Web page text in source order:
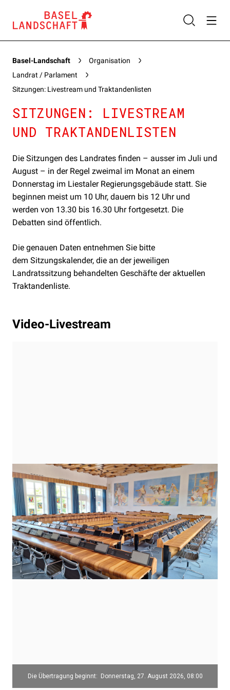
Basel-Landschaft
Organisation
Landrat / Parlament
Sitzungen: Livestream und Traktandenlisten
SITZUNGEN: LIVESTREAM
UND TRAKTANDENLISTEN
Die Sitzungen des Landrates finden – ausser im Juli und
August – in der Regel zweimal im Monat an einem
Donnerstag im Liestaler Regierungsgebäude statt. Sie
beginnen meist um 10 Uhr, dauern bis 12 Uhr und
werden von 13.30 bis 16.30 Uhr fortgesetzt. Die
Debatten sind öffentlich.
Die genauen Daten entnehmen Sie bitte
dem Sitzungskalender, die an der jeweiligen
Landratssitzung behandelten Geschäfte der aktuellen
Traktandenliste.
Video-Livestream